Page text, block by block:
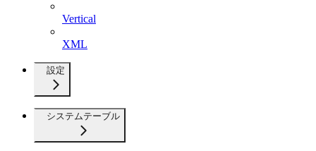
Vertical
XML
設定
システムテーブル